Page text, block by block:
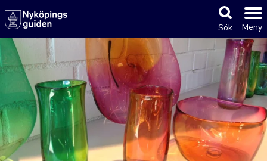
Sök Meny